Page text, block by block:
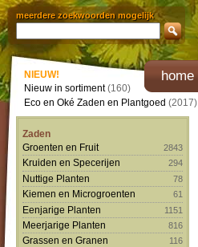
meerdere zoekwoorden mogelijk
home
NIEUW!
Nieuw in sortiment(160)
Eco en Oké Zaden en Plantgoed (2017)
Zaden
Groenten en Fruit
2843
Kruiden en Specerijen 294
Nuttige Planten 78
Kiemen en Microgroenten 61
Eenjarige Planten 1151
Meerjarige Planten 816
Grassen en Granen 116